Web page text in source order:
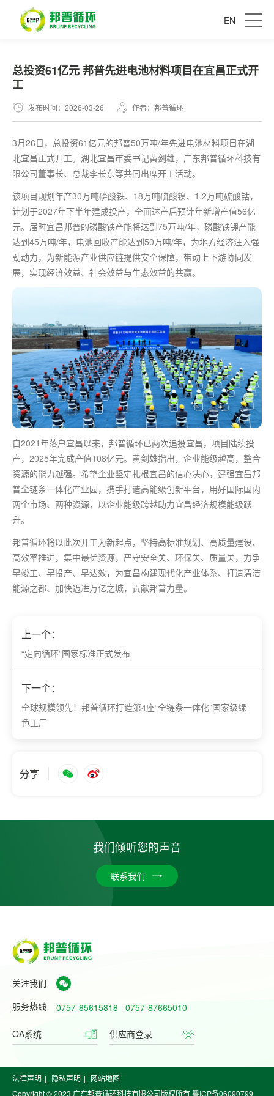
EN
​总投资61亿元 邦普先进电池材料项目在宜昌正式开
工
发布时间：2026-03-26 作者：邦普循环
3月26日，总投资61亿元的邦普50万吨/年先进电池材料项目在湖
北宜昌正式开工。湖北宜昌市委书记黄剑雄，广东邦普循环科技有
限公司董事长、总裁李长东等共同出席开工活动。
该项目规划年产30万吨磷酸铁、18万吨硫酸镍、1.2万吨硫酸钴，
计划于2027年下半年建成投产，全面达产后预计年新增产值56亿
元。届时宜昌邦普的磷酸铁产能将达到75万吨/年，磷酸铁锂产能
达到45万吨/年，电池回收产能达到50万吨/年，为地方经济注入强
劲动力，为新能源产业供应链提供安全保障，带动上下游协同发
展，实现经济效益、社会效益与生态效益的共赢。
自2021年落户宜昌以来，邦普循环已两次追投宜昌，项目陆续投
产，2025年完成产值108亿元。黄剑雄指出，企业能级越高，整合
资源的能力越强。希望企业坚定扎根宜昌的信心决心，建强宜昌邦
普全链条一体化产业园，携手打造高能级创新平台，用好国际国内
两个市场、两种资源，以企业能级跨越助力宜昌经济规模能级跃
升。
邦普循环将以此次开工为新起点，坚持高标准规划、高质量建设、
高效率推进，集中最优资源，严守安全关、环保关、质量关，力争
早竣工、早投产、早达效，为宜昌构建现代化产业体系、打造清洁
能源之都、加快迈进万亿之城，贡献邦普力量。
上一个：
​“定向循环”国家标准正式发布
下一个：
​全球规模领先！邦普循环打造第4座“全链条一体化”国家级绿
色工厂
分享
我们倾听您的声音
联系我们
关注我们
服务热线
0757-85615818 0757-87665010
OA系统 供应商登录
Copyright © 2023 广东邦普循环科技有限公司版权所有粤ICP备06090799
法律声明 | 隐私声明 | 网站地图